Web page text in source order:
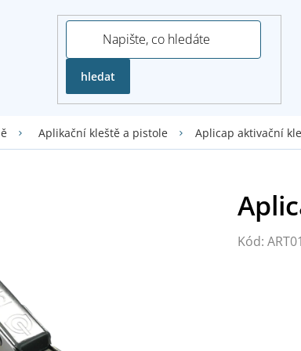
hledat
Aplikační kleště a pistole Aplicap aktivační
Kód: